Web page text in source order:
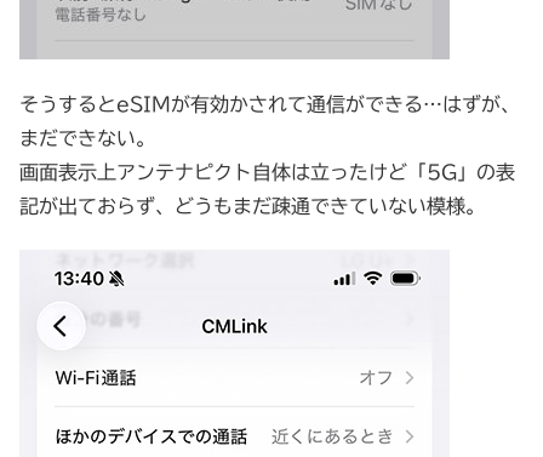
そうするとeSIMが有効かされて通信ができる…はずが、
まだできない。
画面表示上アンテナピクト自体は立ったけど「5G」の表
記が出ておらず、どうもまだ疎通できていない模様。